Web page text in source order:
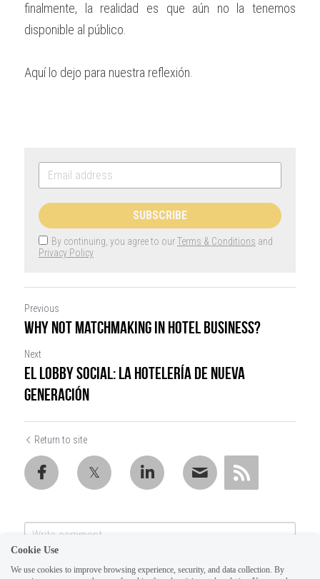
finalmente, la realidad es que aún no la tenemos
disponible al público.
Aquí lo dejo para nuestra reflexión.
SUBSCRIBE
By continuing, you agree to ourTerms & Conditions and
Privacy Policy
Previous
Why not matchmaking in hotel business?
Next
El lobby social: la hotelería de nueva
generación
Return to site
Cookie Use
We use cookies to improve browsing experience, security, and data collection. By